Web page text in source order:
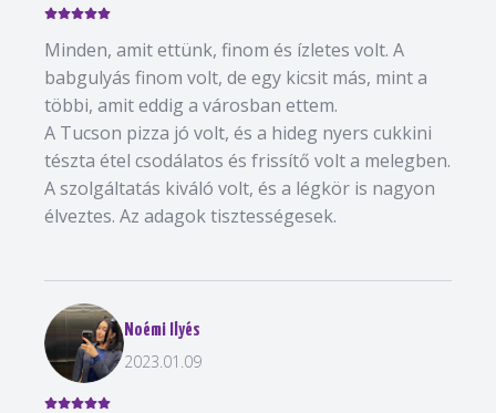
Minden, amit ettünk, finom és ízletes volt. A
babgulyás finom volt, de egy kicsit más, mint a
többi, amit eddig a városban ettem.
A Tucson pizza jó volt, és a hideg nyers cukkini
tészta étel csodálatos és frissítő volt a melegben.
A szolgáltatás kiváló volt, és a légkör is nagyon
élveztes. Az adagok tisztességesek.
Noémi Ilyés
2023.01.09